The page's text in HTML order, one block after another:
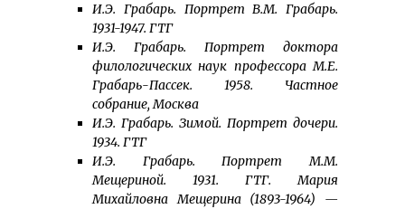
И.Э. Грабарь. Портрет В.М. Грабарь.
1931-1947. ГТГ
И.Э. Грабарь. Портрет доктора
филологических наук профессора М.Е.
Грабарь-Пассек. 1958. Частное
собрание, Москва
И.Э. Грабарь. Зимой. Портрет дочери.
1934. ГТГ
И.Э. Грабарь. Портрет М.М.
Мещериной. 1931. ГТГ. Мария
Михайловна Мещерина (1893-1964) —